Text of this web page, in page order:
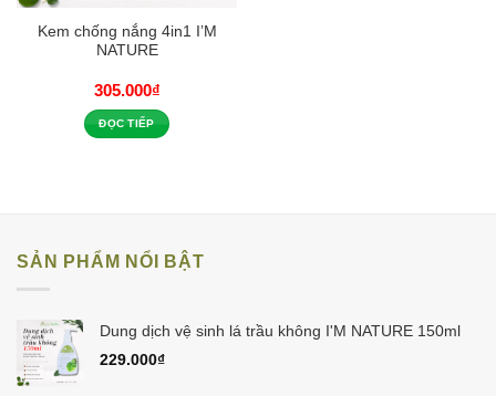
Kem chống nắng 4in1 I’M
NATURE
305.000₫
ĐỌC TIẾP
SẢN PHẨM NỔI BẬT
Dung dịch vệ sinh lá trầu không I'M NATURE 150ml
229.000₫